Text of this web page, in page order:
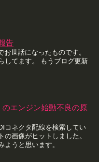
告
世話になったものです。
してます。 もうブログ更新
のエンジン始動不良の原
コネクタ配線を検索してい
画像がヒットしました。
ようと思います。